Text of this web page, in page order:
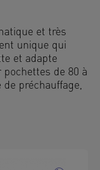
et très
unique qui
et adapte
de 80 à
préchauffage,
intensive.